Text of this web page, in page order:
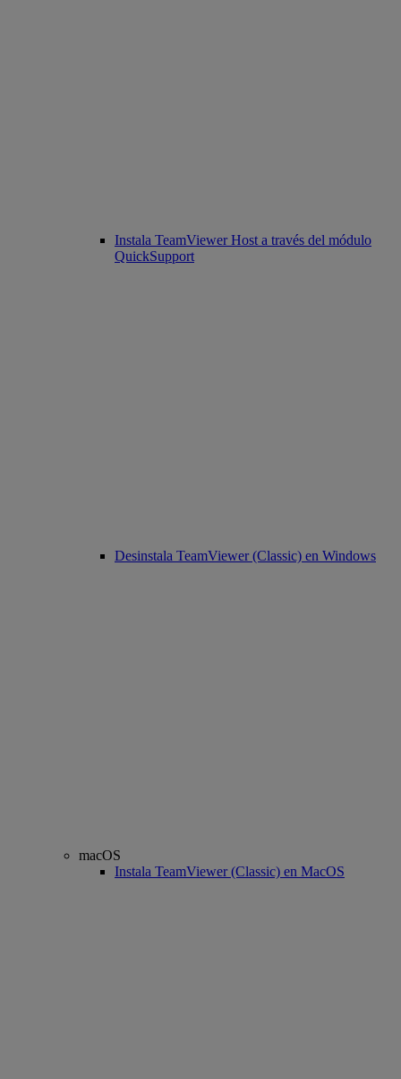
Instala TeamViewer Host a través del módulo
QuickSupport
Desinstala TeamViewer (Classic) en Windows
macOS
Instala TeamViewer (Classic) en MacOS